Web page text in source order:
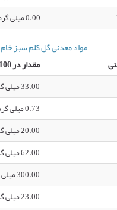
0.00 میلی گرم
مواد معدنی گل کلم سبز خام
مقدار در 100 گرم
33.00 میلی گرم
0.73 میلی گرم
20.00 میلی گرم
62.00 میلی گرم
300.00 میلی گرم
23.00 میلی گرم